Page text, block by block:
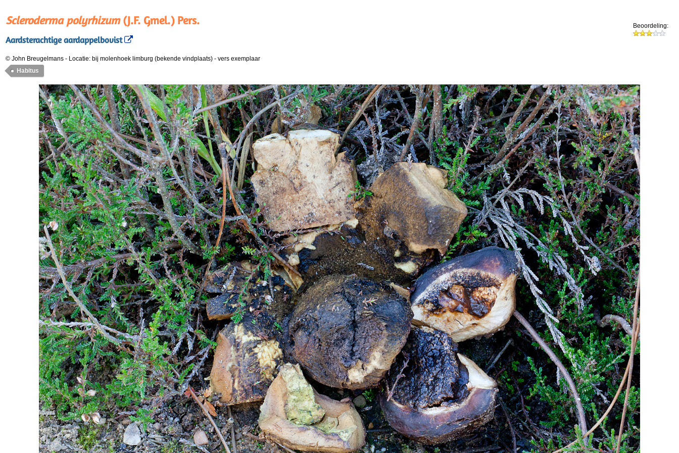
Scleroderma polyrhizum(J.F. Gmel.) Pers.
Aardsterachtige aardappelbovist
Beoordeling:
© John Breugelmans - Locatie: bij molenhoek limburg (bekende vindplaats) - vers exemplaar
Habitus